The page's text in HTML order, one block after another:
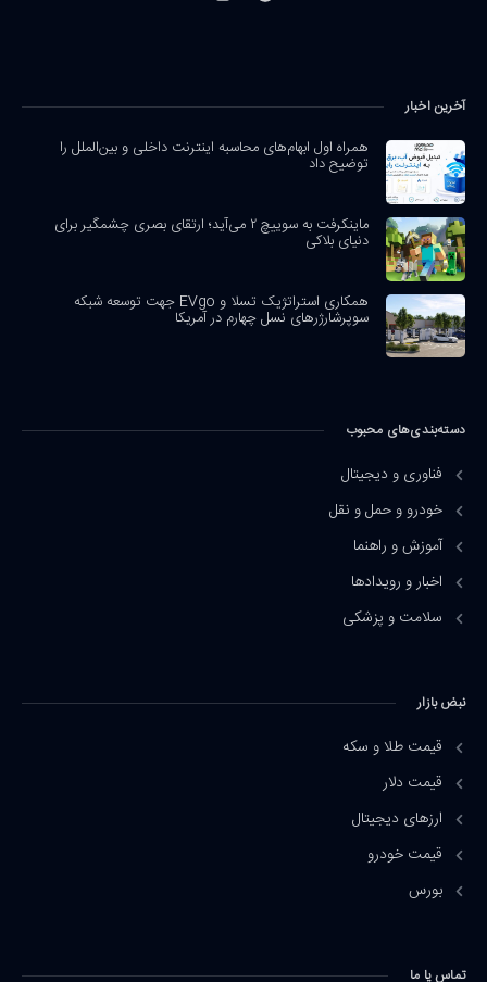
آخرین اخبار
همراه اول ابهام‌های محاسبه اینترنت داخلی و بین‌الملل را
توضیح داد
ماینکرفت به سوییچ ۲ می‌آید؛ ارتقای بصری چشمگیر برای
دنیای بلاکی
همکاری استراتژیک تسلا و EVgo جهت توسعه شبکه
سوپرشارژرهای نسل چهارم در آمریکا
دسته‌بندی‌های محبوب
فناوری و دیجیتال
خودرو و حمل و نقل
آموزش و راهنما
اخبار و رویدادها
سلامت و پزشکی
نبض بازار
قیمت طلا و سکه
قیمت دلار
ارزهای دیجیتال
قیمت خودرو
بورس
تماس یا ما